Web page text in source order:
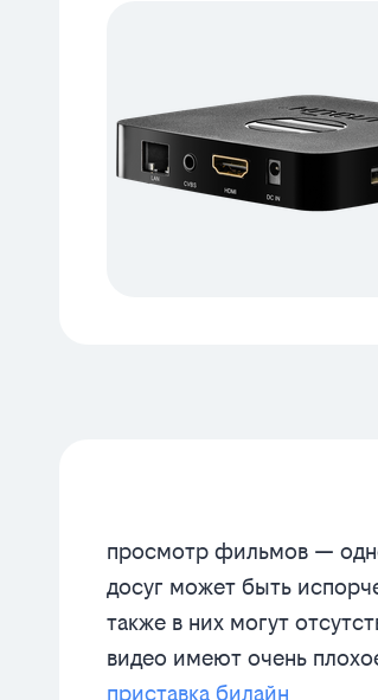
просмотр фильмов —
досуг может быть
также в них могут
видео имеют очень
приставка билайн